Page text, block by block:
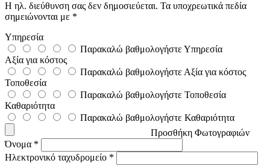
Η ηλ. διεύθυνση σας δεν δημοσιεύεται. Τα υποχρεωτικά πεδία
σημειώνονται με *
Υπηρεσία
Παρακαλώ βαθμολογήστε Υπηρεσία
Αξία για κόστος
Παρακαλώ βαθμολογήστε Αξία για κόστος
Τοποθεσία
Παρακαλώ βαθμολογήστε Τοποθεσία
Καθαριότητα
Παρακαλώ βαθμολογήστε Καθαριότητα
Προσθήκη Φωτογραφιών
Όνομα *
Ηλεκτρονικό ταχυδρομείο *